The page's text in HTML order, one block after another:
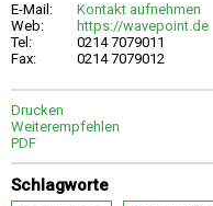
E-Mail:
Kontakt aufnehmen
Web:
https://wavepoint.de
Tel:
0214 7079011
Fax:
0214 7079012
Drucken
Weiterempfehlen
PDF
Schlagworte